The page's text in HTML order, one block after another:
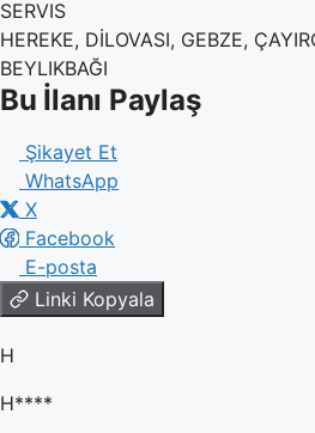
SERVIS
HEREKE, DİLOVASI, GEBZE,
BEYLIKBAĞI
Bu İlanı Paylaş
Şikayet Et
WhatsApp
X
Facebook
E-posta
Linki Kopyala
H
H****